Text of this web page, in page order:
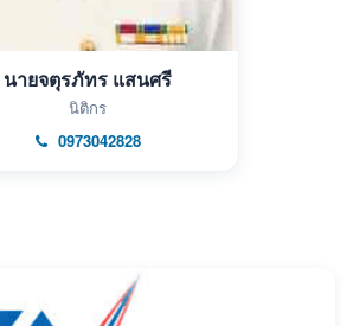
นายจตุรภัทร แสนศรี
นิติกร
0973042828